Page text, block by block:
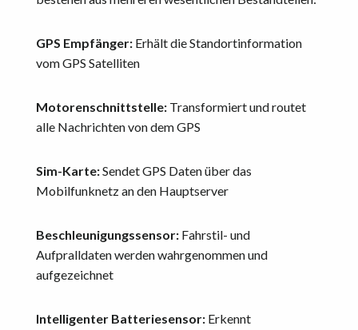
GPS Empfänger: Erhält die Standortinformation
vom GPS Satelliten
Motorenschnittstelle: Transformiert und routet
alle Nachrichten von dem GPS
Sim-Karte:Sendet GPS Daten über das
Mobilfunknetz an den Hauptserver
Beschleunigungssensor: Fahrstil- und
Aufpralldaten werden wahrgenommen und
aufgezeichnet
Intelligenter Batteriesensor: Erkennt